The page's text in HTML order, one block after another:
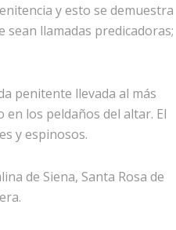
y esto se demuestra
sean llamadas predicadoras;
penitente llevada al más
los peldaños del altar. El
y espinosos.
de Siena, Santa Rosa de